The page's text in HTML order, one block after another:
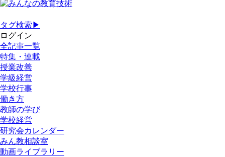
タグ検索▶
ログイン
全記事一覧
特集・連載
授業改善
学級経営
学校行事
働き方
教師の学び
学校経営
研究会カレンダー
みん教相談室
動画ライブラリー